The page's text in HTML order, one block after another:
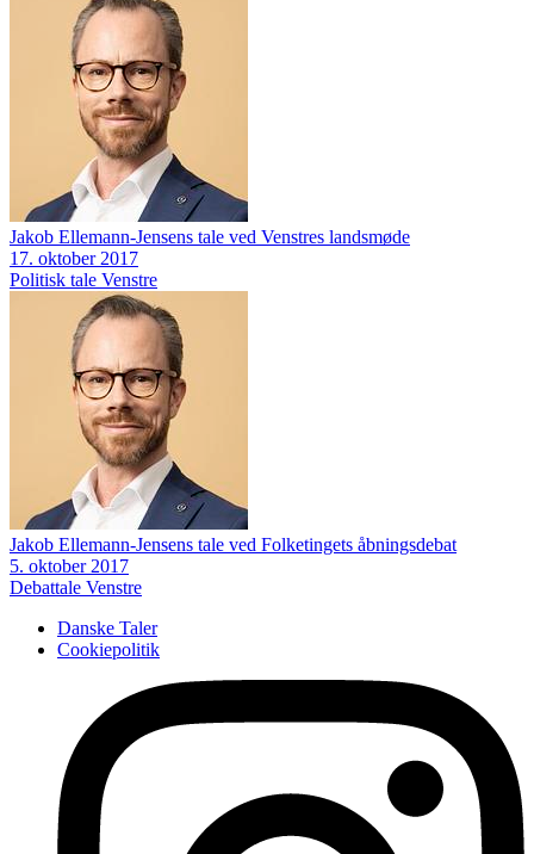
Jakob Ellemann-Jensens tale ved Venstres landsmøde
17. oktober 2017
Politisk tale Venstre
Jakob Ellemann-Jensens tale ved Folketingets åbningsdebat
5. oktober 2017
Debattale Venstre
Danske Taler
Cookiepolitik